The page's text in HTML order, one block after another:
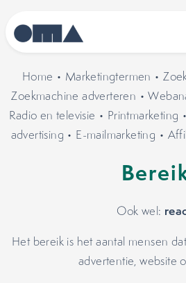
Home • Marketingtermen •
Zoekmachine adverteren •
Radio en televisie • Printmarketing •
advertising • E-mailmarketing •
Ook wel:
Het bereik is het aantal mensen
advertentie, website